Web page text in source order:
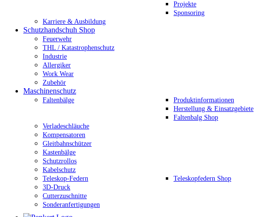
Projekte
Sponsoring
Karriere & Ausbildung
Schutzhandschuh Shop
Feuerwehr
THL / Katastrophenschutz
Industrie
Allergiker
Work Wear
Zubehör
Maschinenschutz
Faltenbälge
Produktinformationen
Herstellung & Einsatzgebiete
Faltenbalg Shop
Verladeschläuche
Kompensatoren
Gleitbahnschützer
Kastenbälge
Schutzrollos
Kabelschutz
Teleskop-Federn
Teleskopfedern Shop
3D-Druck
Cutterzuschnitte
Sonderanfertigungen